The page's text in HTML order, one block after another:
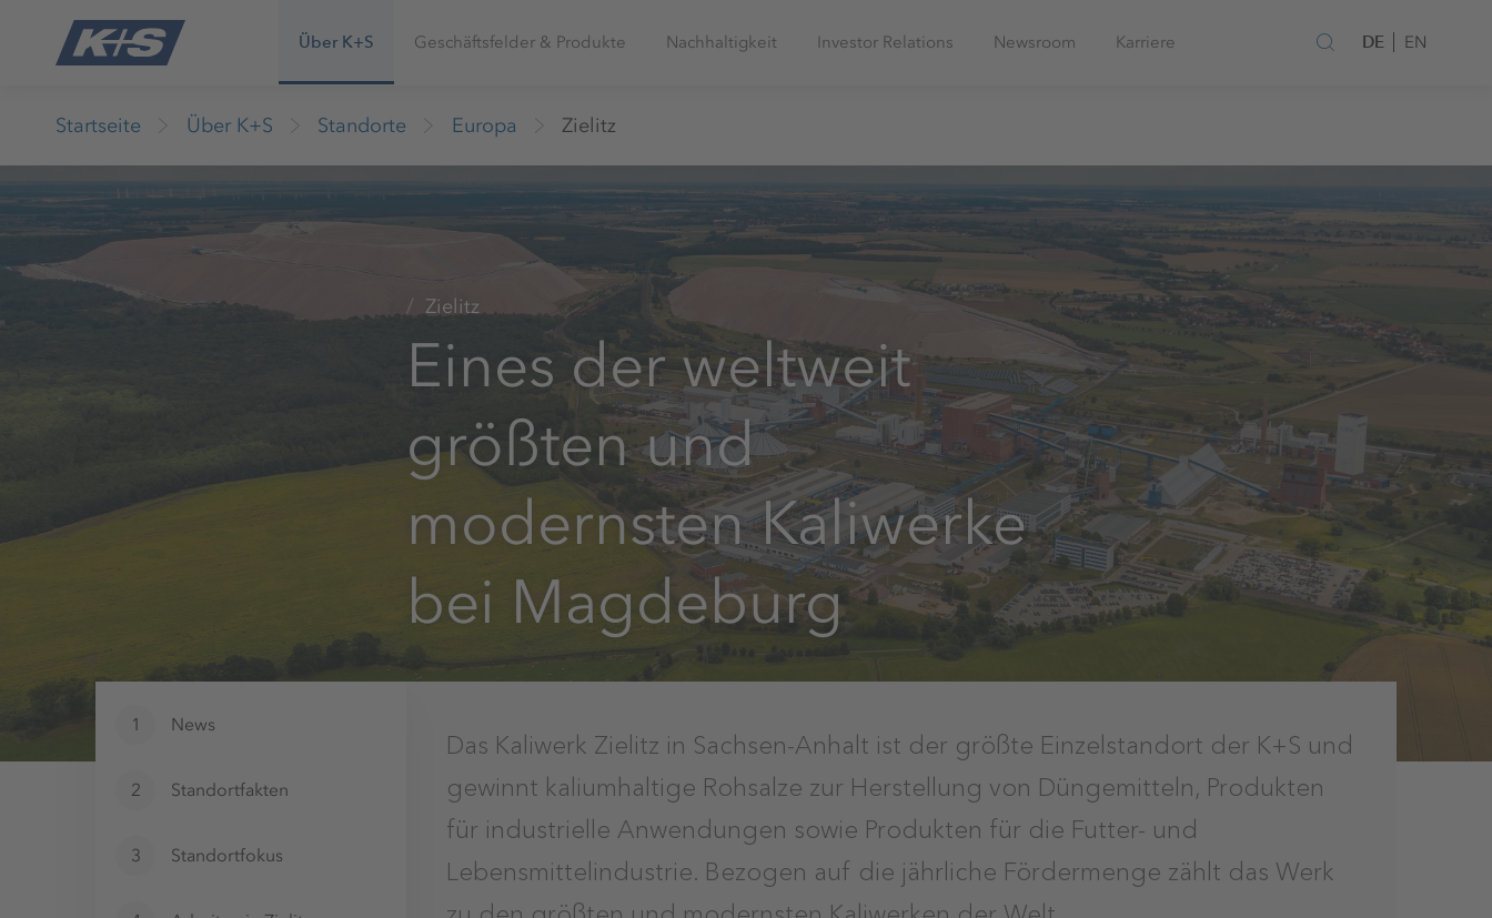
Über K+S Geschäftsfelder & Produkte Nachhaltigkeit Investor Relations Newsroom Karriere DE EN
Startseite Über K+S Standorte Europa Zielitz
Zielitz
Eines der weltweit
größten und
modernsten Kaliwerke
bei Magdeburg
1 News
2 Standortfakten
3 Standortfokus
Das Kaliwerk Zielitz in Sachsen-Anhalt ist der größte Einzelstandort der K+S und
gewinnt kaliumhaltige Rohsalze zur Herstellung von Düngemitteln, Produkten
für industrielle Anwendungen sowie Produkten für die Futter- und
Lebensmittelindustrie. Bezogen auf die jährliche Fördermenge zählt das Werk